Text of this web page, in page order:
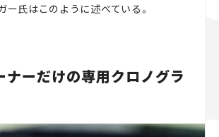
ー氏はこのように述べている。
ナーだけの専用クロノグラ